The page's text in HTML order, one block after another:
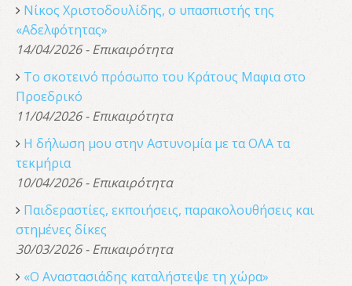
Νίκος Χριστοδουλίδης, o υπασπιστής της
«Αδελφότητας»
14/04/2026 - Επικαιρότητα
Το σκοτεινό πρόσωπο του Κράτους Μαφια στο
Προεδρικό
11/04/2026 - Επικαιρότητα
Η δήλωση μου στην Αστυνομία με τα ΟΛΑ τα
τεκμήρια
10/04/2026 - Επικαιρότητα
Παιδεραστίες, εκποιήσεις, παρακολουθήσεις και
στημένες δίκες
30/03/2026 - Επικαιρότητα
«Ο Αναστασιάδης καταλήστεψε τη χώρα»